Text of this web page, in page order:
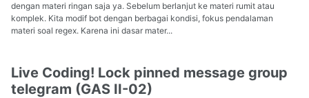
dengan materi ringan saja ya. Sebelum berlanjut ke materi rumit atau
komplek. Kita modif bot dengan berbagai kondisi, fokus pendalaman
materi soal regex. Karena ini dasar mater...
Live Coding! Lock pinned message group
telegram (GAS II-02)